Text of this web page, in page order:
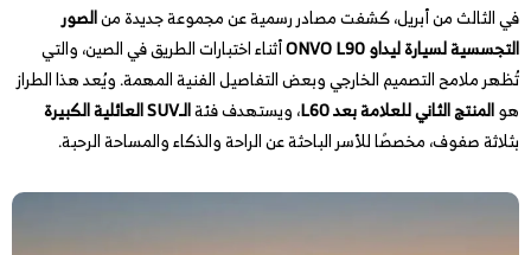
في الثالث من أبريل، كشفت مصادر رسمية عن مجموعة جديدة منالصور
التجسسية لسيارة ليداو ONVO L90
أثناء اختبارات الطريق في الصين، والتي
تُظهر ملامح التصميم الخارجي وبعض التفاصيل الفنية المهمة. ويُعد هذا الطراز
هوالمنتج الثاني للعلامة بعد L60 ، ويستهدف فئةالـSUV العائلية الكبيرة
بثلاثة صفوف، مخصصًا للأسر الباحثة عن الراحة والذكاء والمساحة الرحبة.